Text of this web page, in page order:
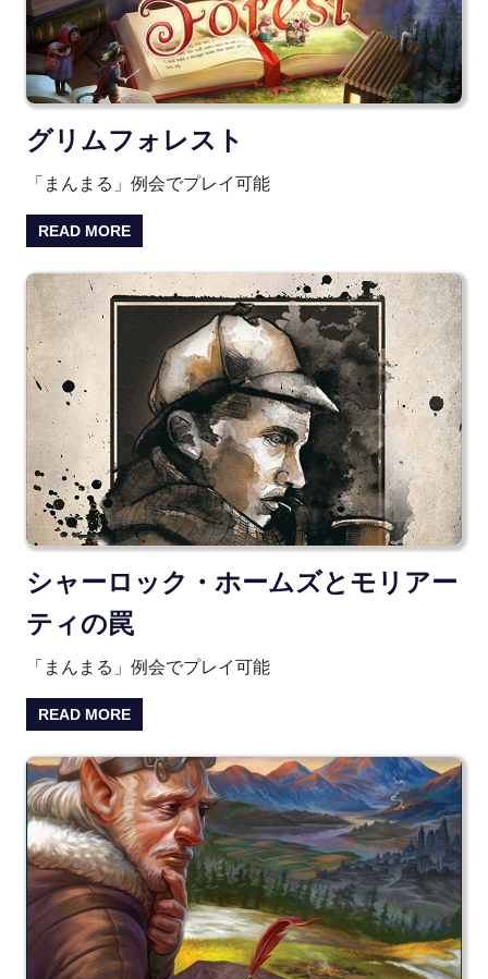
グリムフォレスト
「まんまる」例会でプレイ可能
READ MORE
シャーロック・ホームズとモリアー
ティの罠
「まんまる」例会でプレイ可能
READ MORE